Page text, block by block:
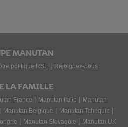
MANUTAN
politique RSE | Rejoignez-nous
LA FAMILLE
France | Manutan Italie | Manutan
| Manutan Belgique | Manutan Tchéquie |
| Manutan Slovaquie | Manutan UK